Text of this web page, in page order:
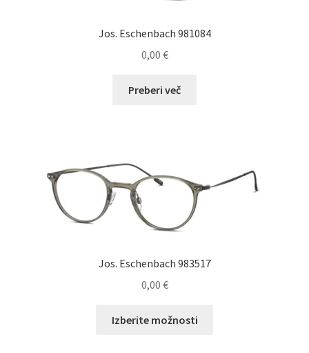
Jos. Eschenbach 981084
0,00 €
Preberi več
Jos. Eschenbach 983517
0,00 €
Izberite možnosti